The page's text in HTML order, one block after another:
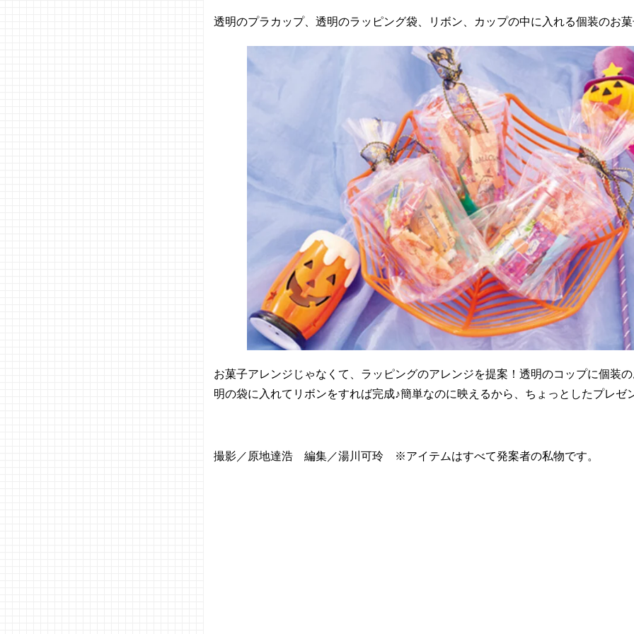
透明のプラカップ、透明のラッピング袋、リボン、カップの中に入れる個装のお
お菓子アレンジじゃなくて、ラッピングのアレンジを提案！透明のコップに個装
明の袋に入れてリボンをすれば完成♪簡単なのに映えるから、ちょっとしたプレゼ
撮影／原地達浩 編集／湯川可玲 ※アイテムはすべて発案者の私物です。